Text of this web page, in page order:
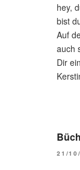
hey,
bist
Auf
auch
Dir
21/